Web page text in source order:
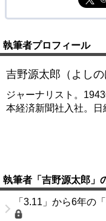
執筆者プロフィール
吉野源太郎（よしの
ジャーナリスト。
本経済新聞社入社。
執筆者「吉野源太郎」
「3.11」から6年の